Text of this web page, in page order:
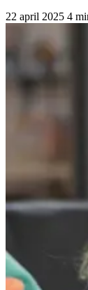
22 april 2025 4